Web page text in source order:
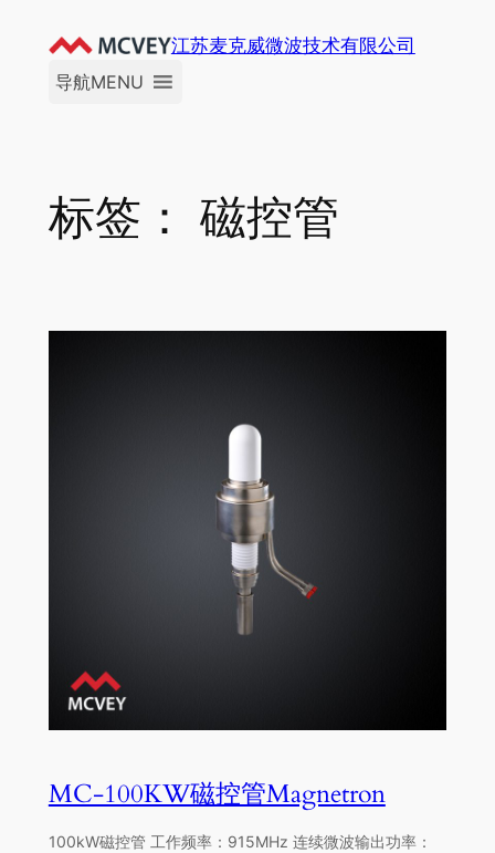
江苏麦克威微波技术有限公司
导航MENU
标签： 磁控管
MC-100KW磁控管Magnetron
100kW磁控管 工作频率：915MHz 连续微波输出功率：